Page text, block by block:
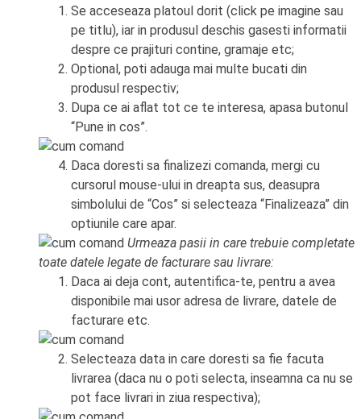
Se acceseaza platoul dorit (click pe imagine sau
pe titlu), iar in produsul deschis gasesti informatii
despre ce prajituri contine, gramaje etc;
Optional, poti adauga mai multe bucati din
produsul respectiv;
Dupa ce ai aflat tot ce te interesa, apasa butonul
“Pune in cos”.
Daca doresti sa finalizezi comanda, mergi cu
cursorul mouse-ului in dreapta sus, deasupra
simbolului de “Cos” si selecteaza “Finalizeaza” din
optiunile care apar.
Urmeaza pasii in care trebuie completate
toate datele legate de facturare sau livrare:
Daca ai deja cont, autentifica-te, pentru a avea
disponibile mai usor adresa de livrare, datele de
facturare etc.
Selecteaza data in care doresti sa fie facuta
livrarea (daca nu o poti selecta, inseamna ca nu se
pot face livrari in ziua respectiva);